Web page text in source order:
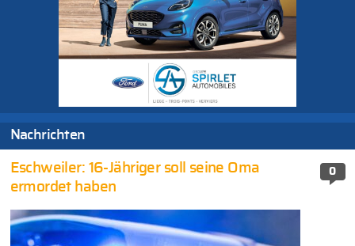
Nachrichten
0
Eschweiler: 16-Jähriger soll seine Oma
ermordet haben